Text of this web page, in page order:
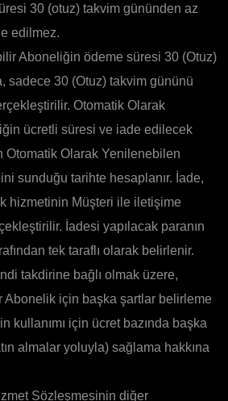
30 (otuz) takvim gününden az
edilmez.
Aboneliğin ödeme süresi 30 (Otuz)
sadece 30 (Otuz) takvim gününü
Otomatik Olarak
ücretli süresi ve iade edilecek
Otomatik Olarak Yenilenebilen
sunduğu tarihte hesaplanır. İade,
hizmetinin Müşteri ile iletişime
İadesi yapılacak paranın
tek taraflı olarak belirlenir.
takdirine bağlı olmak üzere,
Abonelik için başka şartlar belirleme
kullanımı için ücret bazında başka
almalar yoluyla) sağlama hakkına
Sözleşmesinin diğer